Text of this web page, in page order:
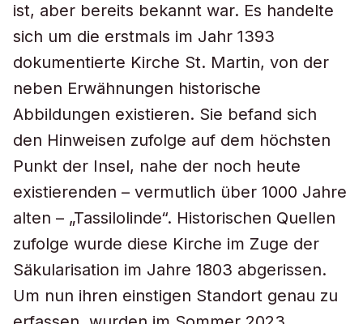
ist, aber bereits bekannt war. Es handelte
sich um die erstmals im Jahr 1393
dokumentierte Kirche St. Martin, von der
neben Erwähnungen historische
Abbildungen existieren. Sie befand sich
den Hinweisen zufolge auf dem höchsten
Punkt der Insel, nahe der noch heute
existierenden – vermutlich über 1000 Jahre
alten – „Tassilolinde“. Historischen Quellen
zufolge wurde diese Kirche im Zuge der
Säkularisation im Jahre 1803 abgerissen.
Um nun ihren einstigen Standort genau zu